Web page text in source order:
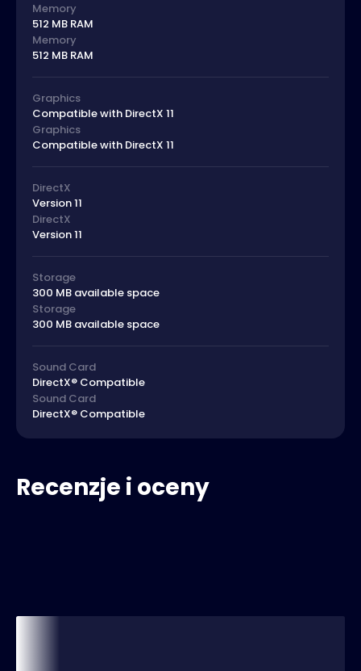
Memory
512 MB RAM
Memory
512 MB RAM
Graphics
Compatible with DirectX 11
Graphics
Compatible with DirectX 11
DirectX
Version 11
DirectX
Version 11
Storage
300 MB available space
Storage
300 MB available space
Sound Card
DirectX® Compatible
Sound Card
DirectX® Compatible
Recenzje i oceny